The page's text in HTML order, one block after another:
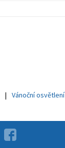
Vánoční osvětlení